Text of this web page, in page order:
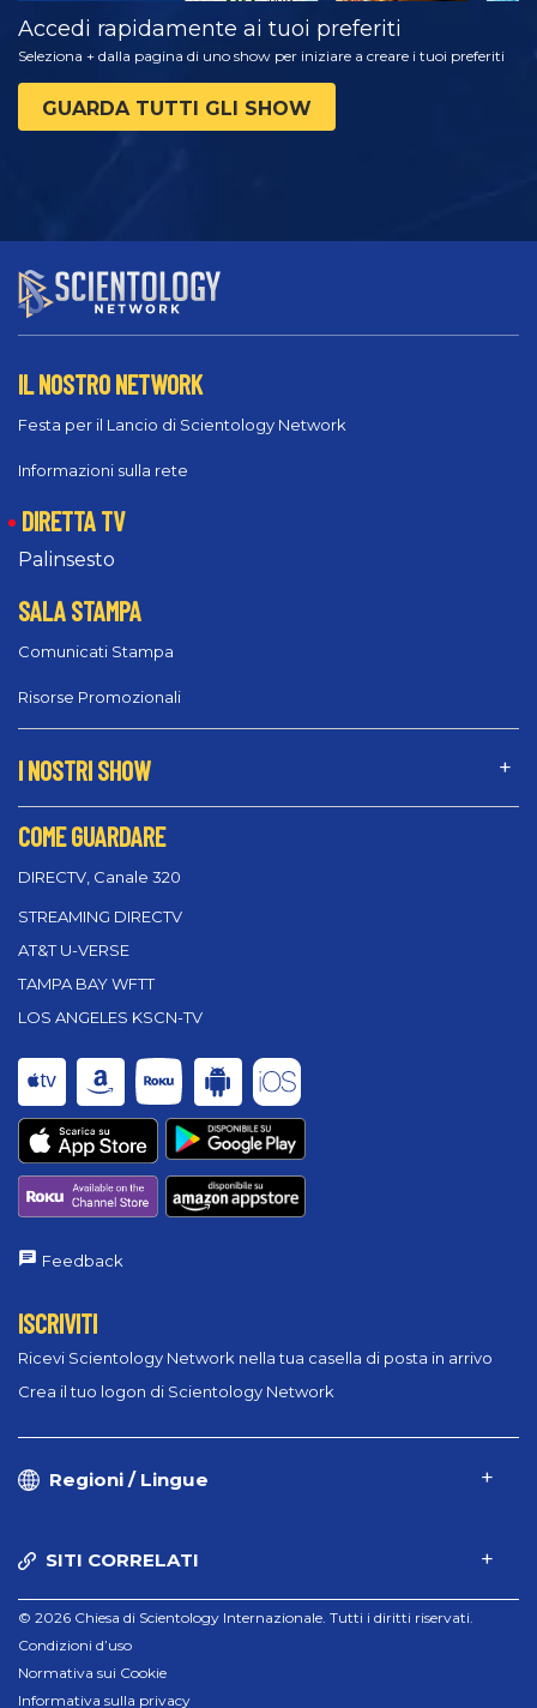
Accedi rapidamente ai tuoi preferiti
Seleziona + dalla pagina di uno show per iniziare a creare i tuoi preferiti
GUARDA TUTTI GLI SHOW
IL NOSTRO NETWORK
Festa per il Lancio di Scientology Network
Informazioni sulla rete
DIRETTA TV
Palinsesto
SALA STAMPA
Comunicati Stampa
Risorse Promozionali
I NOSTRI SHOW
COME GUARDARE
DIRECTV, Canale 320
STREAMING DIRECTV
AT&T U-VERSE
TAMPA BAY WFTT
LOS ANGELES KSCN-TV
Feedback
ISCRIVITI
Ricevi Scientology Network nella tua casella di posta in arrivo
Crea il tuo logon di Scientology Network
Regioni / Lingue
SITI CORRELATI
© 2026 Chiesa di Scientology Internazionale. Tutti i diritti riservati.
Condizioni d’uso
Normativa sui Cookie
Informativa sulla privacy